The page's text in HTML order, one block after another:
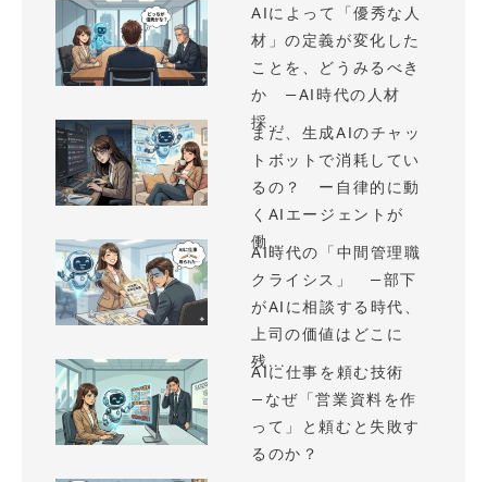
AIによって「優秀な人
材」の定義が変化した
ことを、どうみるべき
か —AI時代の人材
採...
まだ、生成AIのチャッ
トボットで消耗してい
るの？ ー自律的に動
くAIエージェントが
働...
AI時代の「中間管理職
クライシス」 —部下
がAIに相談する時代、
上司の価値はどこに
残...
AIに仕事を頼む技術
—なぜ「営業資料を作
って」と頼むと失敗す
るのか？